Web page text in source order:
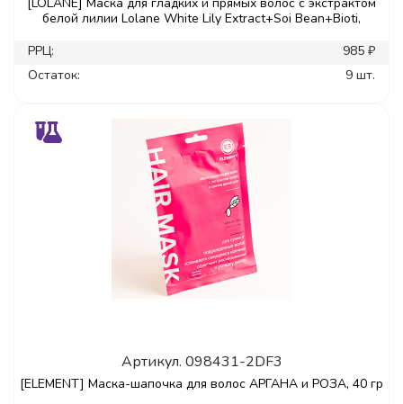
белой лилии Lolane White Lily Extract+Soi Bean+Bioti,
РРЦ:
985 ₽
Остаток:
9 шт.
Артикул. 098431-2DF3
[ELEMENT] Маска-шапочка для волос АРГАНА и РОЗА, 40 гр